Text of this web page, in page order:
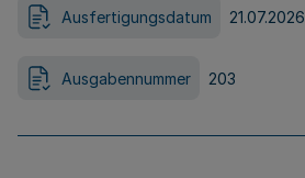
Ausfertigungsdatum 21.07.2026
Ausgabennummer 203